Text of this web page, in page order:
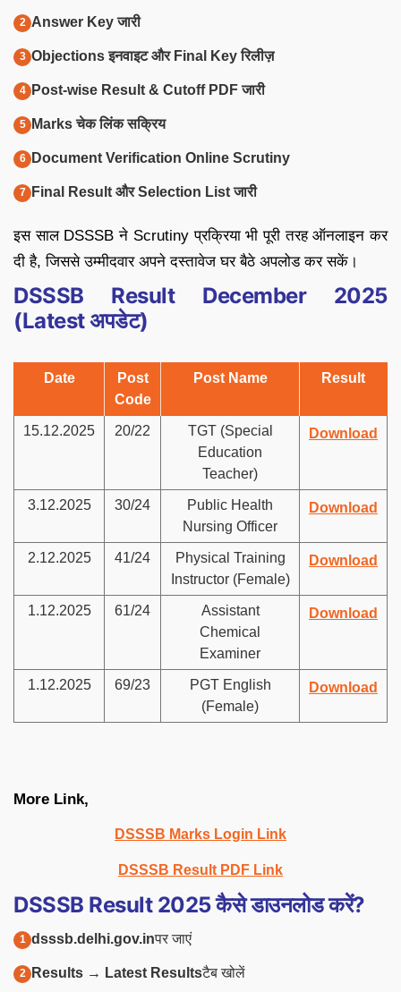
Answer Key जारी
Objections इनवाइट और Final Key रिलीज़
Post-wise Result & Cutoff PDF जारी
Marks चेक लिंक सक्रिय
Document Verification Online Scrutiny
Final Result और Selection List जारी
इस साल DSSSB ने Scrutiny प्रक्रिया भी पूरी तरह ऑनलाइन कर
दी है, जिससे उम्मीदवार अपने दस्तावेज घर बैठे अपलोड कर सकें।
DSSSB Result December 2025
(Latest अपडेट)
Date
Post
Code
Post Name Result
15.12.2025 20/22
TGT (Special
Education
Teacher)
Download
3.12.2025 30/24
Public Health
Nursing Officer
Download
2.12.2025 41/24
Physical Training
Instructor (Female)
Download
1.12.2025 61/24
Assistant
Chemical
Examiner
Download
1.12.2025 69/23
PGT English
(Female)
Download
More Link,
DSSSB Marks Login Link
DSSSB Result PDF Link
DSSSB Result 2025 कैसे डाउनलोड करें?
dsssb.delhi.gov.inपर जाएं
Results → Latest Resultsटैब खोलें